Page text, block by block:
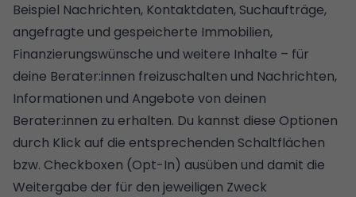
Beispiel Nachrichten, Kontaktdaten, Suchaufträge,
angefragte und gespeicherte Immobilien,
Finanzierungswünsche und weitere Inhalte – für
deine Berater:innen freizuschalten und Nachrichten,
Informationen und Angebote von deinen
Berater:innen zu erhalten. Du kannst diese Optionen
durch Klick auf die entsprechenden Schaltflächen
bzw. Checkboxen (Opt-In) ausüben und damit die
Weitergabe der für den jeweiligen Zweck